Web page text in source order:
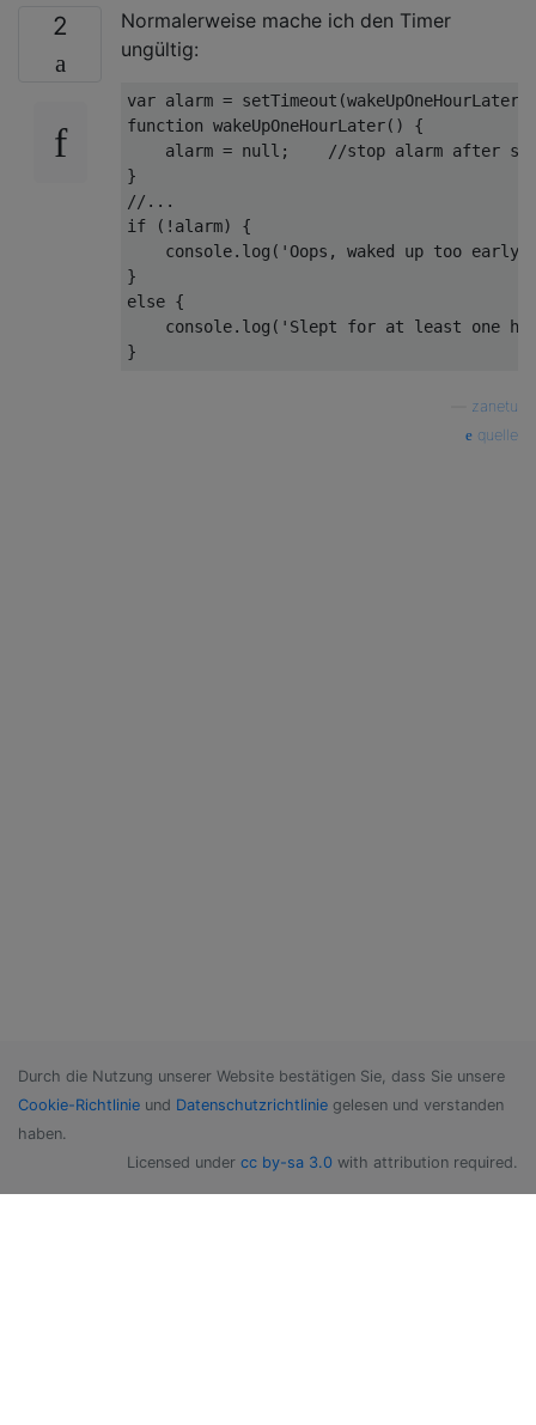
2
Normalerweise mache ich den Timer
ungültig:
var alarm = setTimeout
function wakeUpOneHourLater( ) {
    alarm =
null ;
//stop alarm after
//...
if (!alarm) {
console.log( 'Oops, waked up too
else {
console.log( 'Slept for at least one
zanetu
quelle
Durch die Nutzung unserer Website bestätigen Sie, dass Sie unsere
Cookie-Richtlinie und Datenschutzrichtlinie gelesen und verstanden
haben.
Licensed under cc by-sa 3.0 with attribution required.